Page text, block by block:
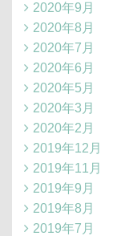
2020年9月
2020年8月
2020年7月
2020年6月
2020年5月
2020年3月
2020年2月
2019年12月
2019年11月
2019年9月
2019年8月
2019年7月